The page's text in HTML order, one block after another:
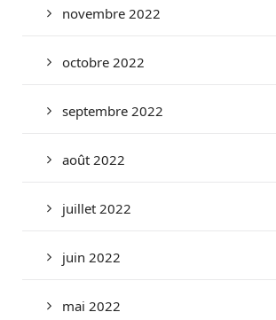
novembre 2022
octobre 2022
septembre 2022
août 2022
juillet 2022
juin 2022
mai 2022